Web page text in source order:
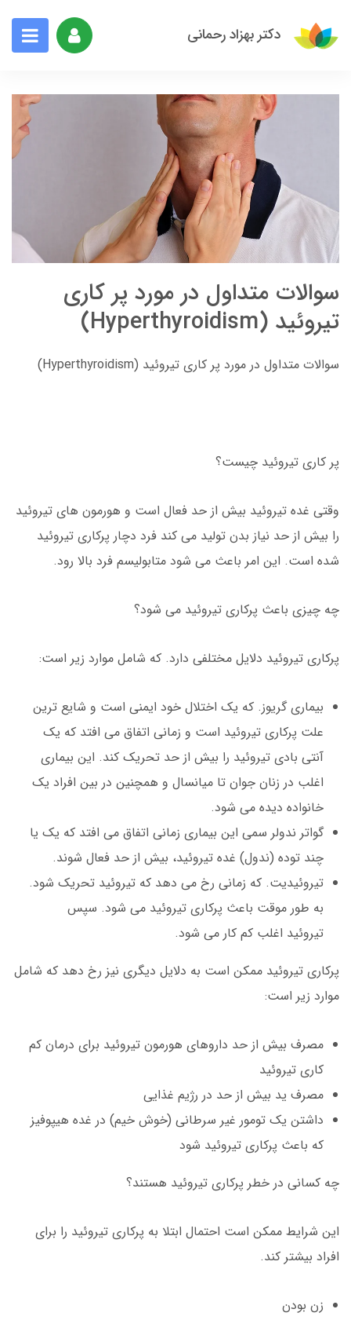
دکتر بهزاد رحمانی
سوالات متداول در مورد پر کاری
تیروئید (Hyperthyroidism)
سوالات متداول در مورد پر کاری تیروئید (Hyperthyroidism)
پر کاری تیروئید چیست؟
وقتی غده تیروئید بیش از حد فعال است و هورمون های تیروئید
را بیش از حد نیاز بدن تولید می کند فرد دچار پرکاری تیروئید
شده است. این امر باعث می شود متابولیسم فرد بالا رود.
چه چیزی باعث پرکاری تیروئید می شود؟
پرکاری تیروئید دلایل مختلفی دارد. که شامل موارد زیر است:
بیماری گریوز. که یک اختلال خود ایمنی است و شایع ترین
علت پرکاری تیروئید است و زمانی اتفاق می افتد که یک
آنتی بادی تیروئید را بیش از حد تحریک کند. این بیماری
اغلب در زنان جوان تا میانسال و همچنین در بین افراد یک
خانواده دیده می شود.
گواتر ندولر سمی این بیماری زمانی اتفاق می افتد که یک یا
چند توده (ندول) غده تیروئید، بیش از حد فعال شوند.
تیروئیدیت. که زمانی رخ می دهد که تیروئید تحریک شود.
به طور موقت باعث پرکاری تیروئید می شود. سپس
تیروئید اغلب کم کار می شود.
پرکاری تیروئید ممکن است به دلایل دیگری نیز رخ دهد که شامل
موارد زیر است:
مصرف بیش از حد داروهای هورمون تیروئید برای درمان کم
کاری تیروئید
مصرف ید بیش از حد در رژیم غذایی
داشتن یک تومور غیر سرطانی (خوش خیم) در غده هیپوفیز
که باعث پرکاری تیروئید شود
چه کسانی در خطر پرکاری تیروئید هستند؟
این شرایط ممکن است احتمال ابتلا به پرکاری تیروئید را برای
افراد بیشتر کند.
زن بودن